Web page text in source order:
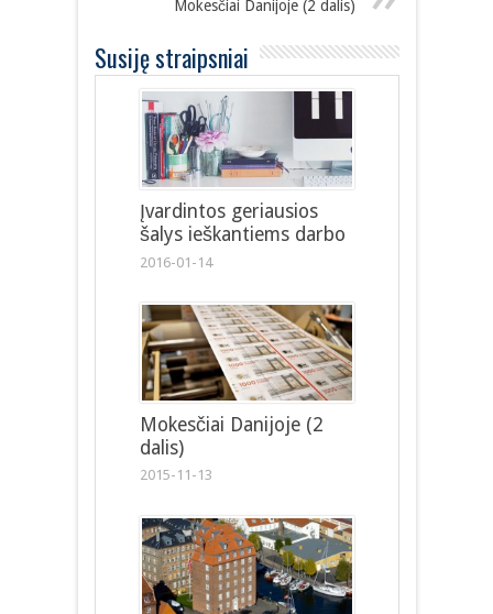
Mokesčiai Danijoje (2 dalis)
Susiję straipsniai
Įvardintos geriausios
šalys ieškantiems darbo
2016-01-14
Mokesčiai Danijoje (2
dalis)
2015-11-13